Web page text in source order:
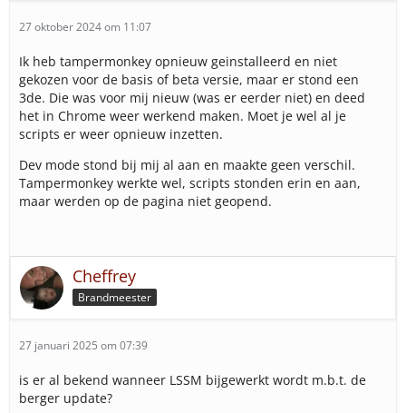
27 oktober 2024 om 11:07
Ik heb tampermonkey opnieuw geinstalleerd en niet
gekozen voor de basis of beta versie, maar er stond een
3de. Die was voor mij nieuw (was er eerder niet) en deed
het in Chrome weer werkend maken. Moet je wel al je
scripts er weer opnieuw inzetten.
Dev mode stond bij mij al aan en maakte geen verschil.
Tampermonkey werkte wel, scripts stonden erin en aan,
maar werden op de pagina niet geopend.
Cheffrey
Brandmeester
27 januari 2025 om 07:39
is er al bekend wanneer LSSM bijgewerkt wordt m.b.t. de
berger update?